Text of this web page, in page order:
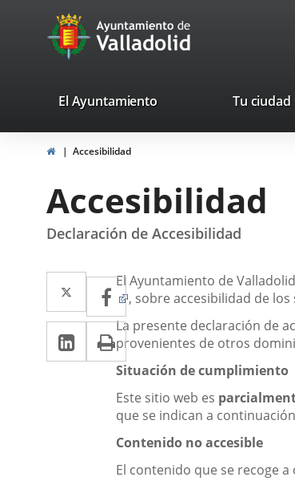
Portal
Web
Ayuntamiento
de
valladolid.es
El Ayuntamiento Tu ciudad
HomeAccesibilidad
Accesibilidad
Declaración de Accesibilidad
Twitter
Enlace
a
una
aplicación
externa.
Facebook
Enlace
a
una
aplicación
externa.
Linkedin
Enlace
a
aplicación
externa.
Print
Descripción
El Ayuntamiento de
Enlace
una
aplicación
externa.
, sobre accesibilidad de
La presente declaración de
provenientes de otros
Situación de cumplimiento
Este sitio web es
que se indican a
Contenido no accesible
El contenido que se recoge